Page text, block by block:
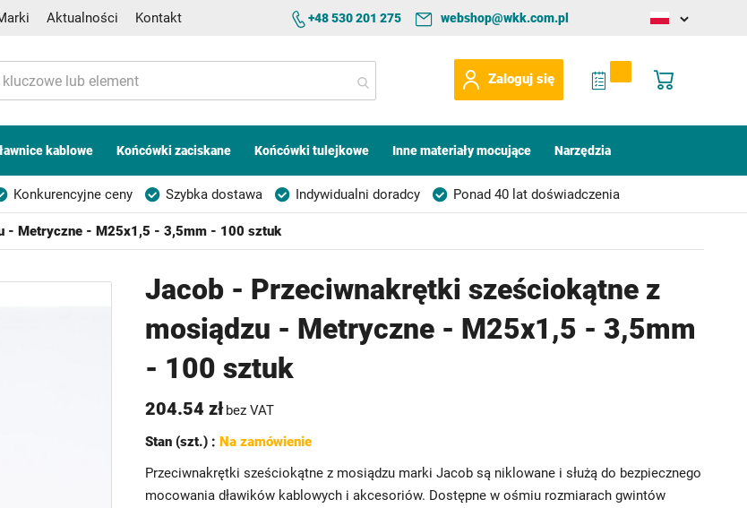
Aktualności Kontakt webshop@wkk.com.pl
+48 530 201 275
Change
Zaloguj się
Mój koszyk
My Quote
kablowe Końcówki zaciskane Końcówki tulejkowe Inne materiały mocujące Narzędzia
Konkurencyjne ceny Szybka dostawa Indywidualni doradcy
Ponad 40 lat doświadczenia
- Metryczne - M25x1,5 - 3,5mm - 100 sztuk
Jacob - Przeciwnakrętki sześciokątne z
mosiądzu - Metryczne - M25x1,5 - 3,5mm
- 100 sztuk
204.54 zł bez VAT
Stan (szt.) : Na zamówienie
Przeciwnakrętki sześciokątne z mosiądzu marki Jacob są niklowane i służą do bezpiecznego
mocowania dławików kablowych i akcesoriów. Dostępne w ośmiu rozmiarach gwintów